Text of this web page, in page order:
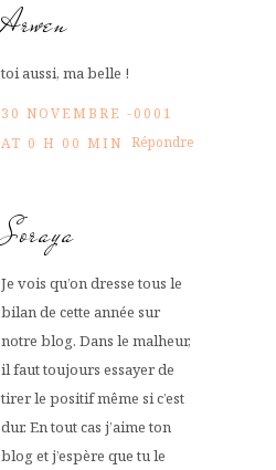
Arwen
toi aussi, ma belle !
30 NOVEMBRE -0001
AT 0 H 00 MIN Répondre
Soraya
Je vois qu’on dresse tous le
bilan de cette année sur
notre blog. Dans le malheur,
il faut toujours essayer de
tirer le positif même si c’est
dur. En tout cas j’aime ton
blog et j’espère que tu le